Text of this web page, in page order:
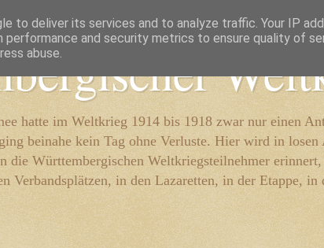
hatte im Weltkrieg 1914 bis 1918 zwar nur einen
beinahe kein Tag ohne Verluste. Hier wird in
die Württembergischen Weltkriegsteilnehmer
Verbandsplätzen, in den Lazaretten, in der Etappe,
to deliver its services and to analyze traffic. Your IP
performance and security metrics to ensure quality of
abuse.